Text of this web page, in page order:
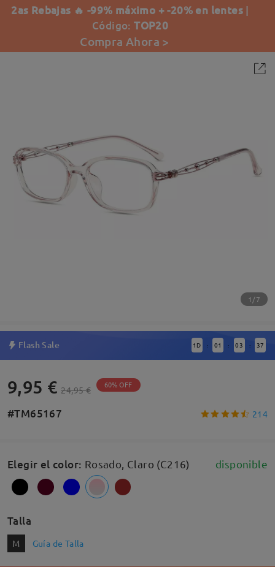
2as Rebajas 🔥 -99% máximo + -20% en lentes |
Código:TOP20
Compra Ahora >
1/7
Flash Sale 1 D : 01 : 03 : 37
9,95 € 24,95 € 60% OFF
#TM65167 214
Elegir el color: Rosado, Claro (C216) disponible
Talla
M Guía de Talla